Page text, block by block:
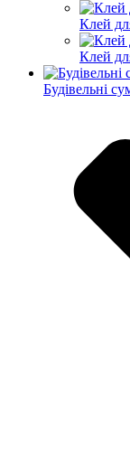
Клей
Клей
Будівельні